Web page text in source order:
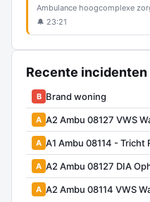
Ambulance hoogcomplexe
🔔 23:21
Recente incidenten
B Brand woning
A A2 Ambu 08127 VWS
A A1 Ambu 08114 - Tricht
A A2 Ambu 08127 DIA
A A2 Ambu 08114 VWS